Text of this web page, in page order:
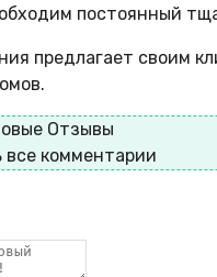
постоянный
предлагает своим
Отзывы
все комментарии